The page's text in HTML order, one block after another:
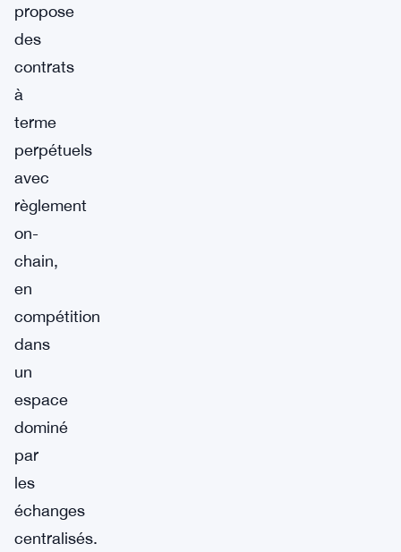
propose
des
contrats
à
terme
perpétuels
avec
règlement
on-
chain,
en
compétition
dans
un
espace
dominé
par
les
échanges
centralisés.